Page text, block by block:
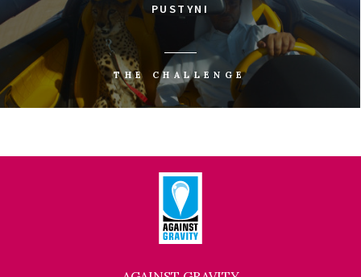
PUSTYNI
THE CHALLENGE